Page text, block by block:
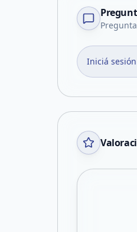
Iniciá sesión